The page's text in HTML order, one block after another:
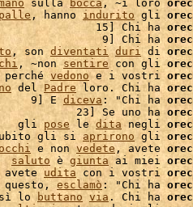
sulla bocca, ~i loro
, hanno indurito gli
15] Chi ha
9] Chi ha
, son diventati duri di
, ~non sentire con gli
vedono e i vostri
del Padre loro. Chi ha
9] E diceva : "Chi ha
23] Se uno ha
gli pose le dita negli
gli si aprirono gli
occhi e non vedete , avete
saluto è giunta ai miei
udita con i vostri
esclamò: "Chi ha
lo buttano via . Chi ha